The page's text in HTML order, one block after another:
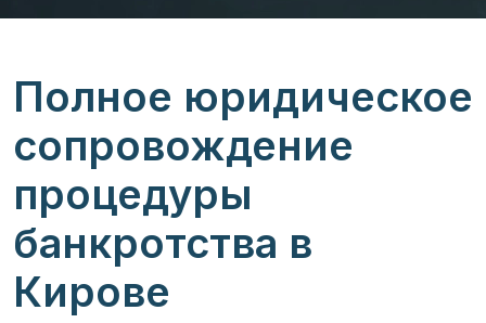
Полное юридическое
сопровождение
процедуры
банкротства в
Кирове